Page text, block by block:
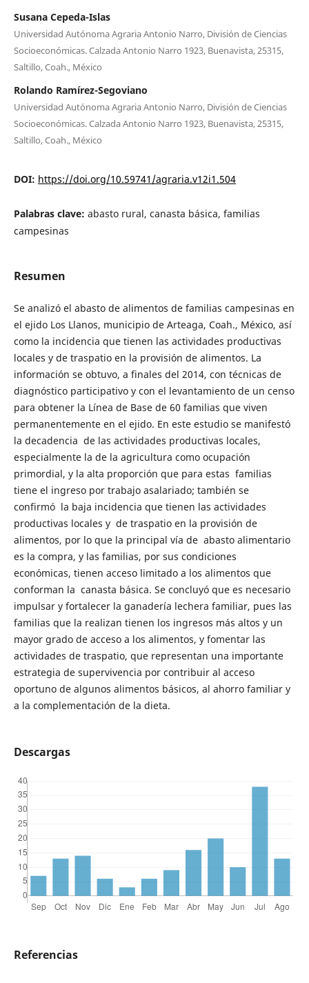
Susana Cepeda-Islas
Universidad Autónoma Agraria Antonio Narro, División de Ciencias
Socioeconómicas. Calzada Antonio Narro 1923, Buenavista, 25315,
Saltillo, Coah., México
Rolando Ramírez-Segoviano
Universidad Autónoma Agraria Antonio Narro, División de Ciencias
Socioeconómicas. Calzada Antonio Narro 1923, Buenavista, 25315,
Saltillo, Coah., México
DOI: https://doi.org/10.59741/agraria.v12i1.504
Palabras clave: abasto rural, canasta básica, familias
campesinas
Resumen
Se analizó el abasto de alimentos de familias campesinas en
el ejido Los Llanos, municipio de Arteaga, Coah., México, así
como la incidencia que tienen las actividades productivas
locales y de traspatio en la provisión de alimentos. La
información se obtuvo, a finales del 2014, con técnicas de
diagnóstico participativo y con el levantamiento de un censo
para obtener la Línea de Base de 60 familias que viven
permanentemente en el ejido. En este estudio se manifestó
la decadencia de las actividades productivas locales,
especialmente la de la agricultura como ocupación
primordial, y la alta proporción que para estas familias
tiene el ingreso por trabajo asalariado; también se
confirmó la baja incidencia que tienen las actividades
productivas locales y de traspatio en la provisión de
alimentos, por lo que la principal vía de abasto alimentario
es la compra, y las familias, por sus condiciones
económicas, tienen acceso limitado a los alimentos que
conforman la canasta básica. Se concluyó que es necesario
impulsar y fortalecer la ganadería lechera familiar, pues las
familias que la realizan tienen los ingresos más altos y un
mayor grado de acceso a los alimentos, y fomentar las
actividades de traspatio, que representan una importante
estrategia de supervivencia por contribuir al acceso
oportuno de algunos alimentos básicos, al ahorro familiar y
a la complementación de la dieta.
Descargas
Referencias